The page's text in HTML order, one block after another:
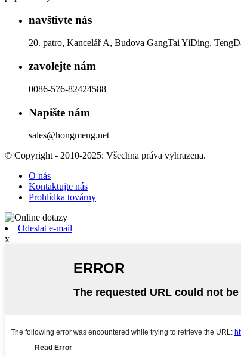
navštivte nás
20. patro, Kancelář A, Budova GangTai YiDing,
zavolejte nám
0086-576-82424588
Napište nám
sales@hongmeng.net
© Copyright - 2010-2025: Všechna práva vyhrazena.
O nás
Kontaktujte nás
Prohlídka továrny
Odeslat e-mail
x